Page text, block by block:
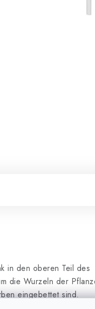
in den oberen Teil des
die Wurzeln der
eingebettet sind.